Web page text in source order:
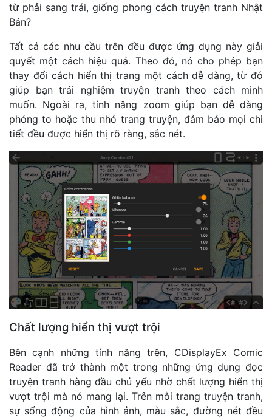
từ phải sang trái, giống phong cách truyện tranh Nhật
Bản?
Tất cả các nhu cầu trên đều được ứng dụng này giải
quyết một cách hiệu quả. Theo đó, nó cho phép bạn
thay đổi cách hiển thị trang một cách dễ dàng, từ đó
giúp bạn trải nghiệm truyện tranh theo cách mình
muốn. Ngoài ra, tính năng zoom giúp bạn dễ dàng
phóng to hoặc thu nhỏ trang truyện, đảm bảo mọi chi
tiết đều được hiển thị rõ ràng, sắc nét.
Chất lượng hiển thị vượt trội
Bên cạnh những tính năng trên, CDisplayEx Comic
Reader đã trở thành một trong những ứng dụng đọc
truyện tranh hàng đầu chủ yếu nhờ chất lượng hiển thị
vượt trội mà nó mang lại. Trên mỗi trang truyện tranh,
sự sống động của hình ảnh, màu sắc, đường nét đều